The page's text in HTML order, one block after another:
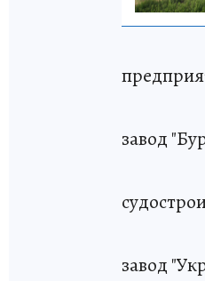
завод
завод